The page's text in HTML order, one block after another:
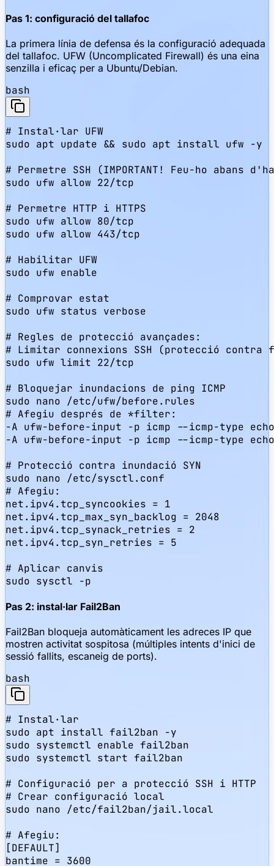
Pas 1: configuració del tallafoc
La primera línia de defensa és la configuració adequada
del tallafoc. UFW (Uncomplicated Firewall) és una eina
senzilla i eficaç per a Ubuntu/Debian.
bash
# Instal·lar UFW
sudo apt update && sudo apt install ufw -y
# Permetre SSH (IMPORTANT! Feu-ho abans
sudo ufw allow 22/tcp
# Permetre HTTP i HTTPS
sudo ufw allow 80/tcp
sudo ufw allow 443/tcp
# Habilitar UFW
sudo ufw enable
# Comprovar estat
sudo ufw status verbose
# Regles de protecció avançades:
# Limitar connexions SSH (protecció contra
sudo ufw limit 22/tcp
# Bloquejar inundacions de ping ICMP
sudo nano /etc/ufw/before.rules
# Afegiu després de *filter:
-A ufw-before-input -p icmp --icmp-type
-A ufw-before-input -p icmp --icmp-type
# Protecció contra inundació SYN
sudo nano /etc/sysctl.conf
# Afegiu:
net.ipv4.tcp_syncookies = 1
net.ipv4.tcp_max_syn_backlog = 2048
net.ipv4.tcp_synack_retries = 2
net.ipv4.tcp_syn_retries = 5
# Aplicar canvis
sudo sysctl -p
Pas 2: instal·lar Fail2Ban
Fail2Ban bloqueja automàticament les adreces IP que
mostren activitat sospitosa (múltiples intents d'inici de
sessió fallits, escaneig de ports).
bash
# Instal·lar
sudo apt install fail2ban -y
sudo systemctl enable fail2ban
sudo systemctl start fail2ban
# Configuració per a protecció SSH i HTTP
# Crear configuració local
sudo nano /etc/fail2ban/jail.local
# Afegiu:
[DEFAULT]
bantime = 3600